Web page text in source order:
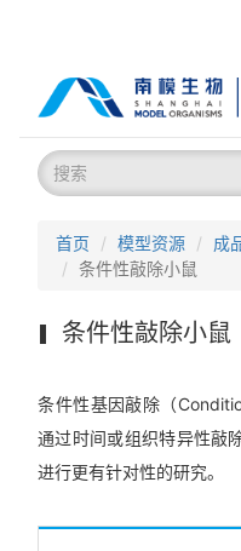
首页 模型资源 成
条件性敲除小鼠
条件性敲除小鼠
条件性基因敲除（
通过时间或组织特异性敲
进行更有针对性的研究。